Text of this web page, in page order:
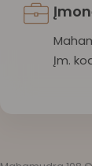
Įm.